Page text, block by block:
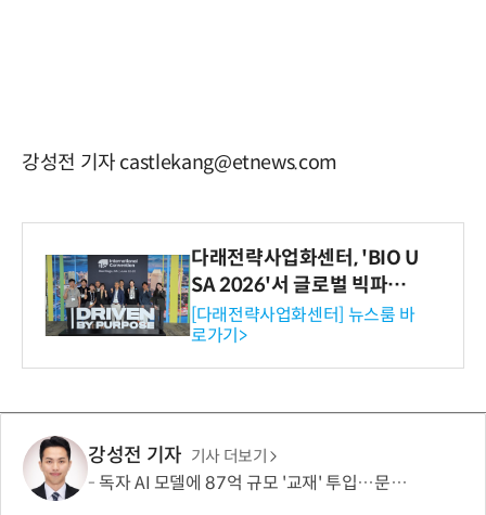
강성전 기자 castlekang@etnews.com
다래전략사업화센터, 'BIO U
SA 2026'서 글로벌 빅파마
와의 비즈니스 미팅 지원…K
-바이오 해외 진출 교두보 확
보
[다래전략사업화센터] 뉴스룸 바
로가기>
강성전 기자 기사 더보기
독자 AI 모델에 87억 규모 '교재' 투입…문제·전공책에 강의영상까지